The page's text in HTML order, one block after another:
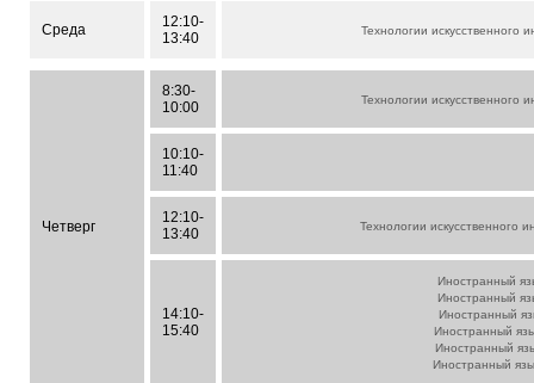
Среда
12:10-
13:40
Технологии искусственного
Четверг
8:30-
10:00
Технологии искусственного
10:10-
11:40
12:10-
13:40
Технологии искусственного
14:10-
15:40
Иностранный
Иностранный
Иностранный
Иностранный
Иностранный
Иностранный